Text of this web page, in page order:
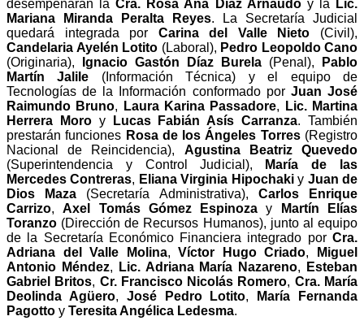
desempeñarán laCra. Rosa Ana Díaz Arnaudoy la
Lic.
Mariana Miranda Peralta Reyes. La Secretaría Judicial
quedará integrada por Carina del Valle Nieto (Civil),
Candelaria Ayelén Lotito (Laboral), Pedro Leopoldo Cano
(Originaria),
Ignacio Gastón Díaz Burela (Penal),
Pablo
Martín Jalile (Información Técnica) y el equipo de
Tecnologías de la Información conformado por Juan José
Raimundo Bruno, Laura Karina Passadore,
Lic. Martina
Herrera Moroy Lucas Fabián Asís Carranza. También
prestarán funciones Rosa de los Ángeles Torres(Registro
Nacional de Reincidencia), Agustina Beatriz Quevedo
(Superintendencia y Control Judicial),
María de las
Mercedes Contreras, Eliana Virginia Hipochakiy Juan de
Dios Maza (Secretaría Administrativa), Carlos Enrique
Carrizo,Axel Tomás Gómez Espinoza y
Martín Elías
Toranzo (Dirección de Recursos Humanos), junto al equipo
de la Secretaría Económico Financiera integrado por Cra.
Adriana del Valle Molina,Víctor Hugo Criado,
Miguel
Antonio Méndez, Lic. Adriana María Nazareno,
Esteban
Gabriel Britos, Cr. Francisco Nicolás Romero, Cra. María
Deolinda Agüero, José Pedro Lotito,
María Fernanda
Pagotto y Teresita Angélica Ledesma.